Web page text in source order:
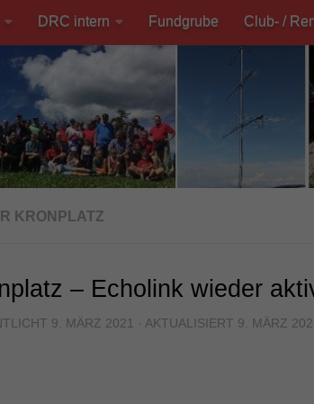
DRC intern Fundgrube Club- /
KRONPLATZ
– Echolink wieder
9. MÄRZ 2021 · AKTUALISIERT 9. MÄRZ